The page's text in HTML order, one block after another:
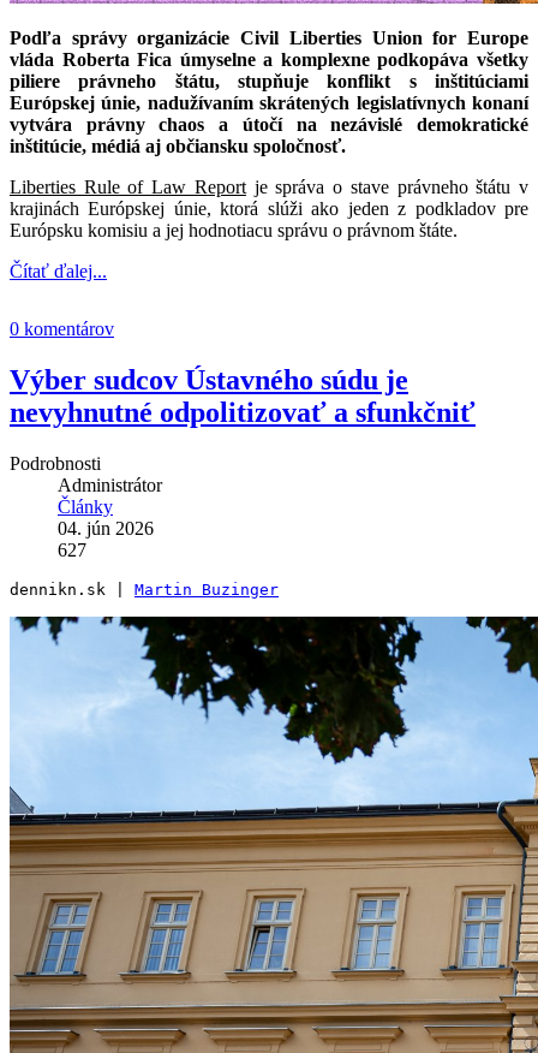
Podľa správy organizácie Civil Liberties Union for Europe
vláda Roberta Fica úmyselne a komplexne podkopáva všetky
piliere právneho štátu, stupňuje konflikt s inštitúciami
Európskej únie, nadužívaním skrátených legislatívnych konaní
vytvára právny chaos a útočí na nezávislé demokratické
inštitúcie, médiá aj občiansku spoločnosť.
Liberties Rule of Law Reportje správa o stave právneho štátu v
krajinách Európskej únie, ktorá slúži ako jeden z podkladov pre
Európsku komisiu a jej hodnotiacu správu o právnom štáte.
Čítať ďalej...
0 komentárov
Výber sudcov Ústavného súdu je
nevyhnutné odpolitizovať a sfunkčniť
Podrobnosti
Administrátor
Články
04. jún 2026
627
dennikn.sk | Martin Buzinger